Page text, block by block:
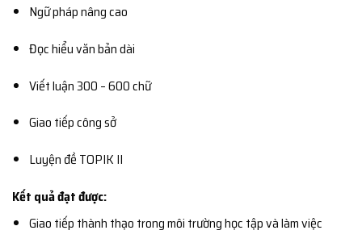
Ngữ pháp nâng cao
Đọc hiểu văn bản dài
Viết luận 300 – 600 chữ
Giao tiếp công sở
Luyện đề TOPIK II
Kết quả đạt được:
Giao tiếp thành thạo trong môi trường học tập và làm việc